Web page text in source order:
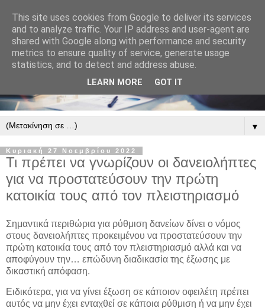
▼
Κυριακή 27 Νοεμβρίου 2022
Τι πρέπει να γνωρίζουν οι δανειολήπτες
για να προστατεύσουν την πρώτη
κατοικία τους από τον πλειστηριασμό
Σημαντικά περιθώρια για ρύθμιση δανείων δίνει ο νόμος
στους δανειολήπτες προκειμένου να προστατεύσουν την
πρώτη κατοικία τους από τον πλειστηριασμό αλλά και να
αποφύγουν την… επώδυνη διαδικασία της έξωσης με
δικαστική απόφαση.
Ειδικότερα, για να γίνει έξωση σε κάποιον οφειλέτη πρέπει
αυτός να μην έχει ενταχθεί σε κάποια ρύθμιση ή να μην έχει
This site uses cookies from Google to deliver its services
and to analyze traffic. Your IP address and user-agent are
shared with Google along with performance and security
metrics to ensure quality of service, generate usage
statistics, and to detect and address abuse.
LEARN MORE GOT IT